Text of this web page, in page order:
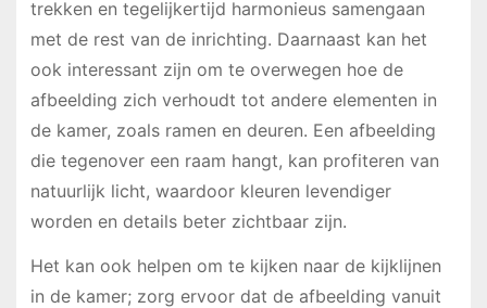
trekken en tegelijkertijd harmonieus samengaan
met de rest van de inrichting. Daarnaast kan het
ook interessant zijn om te overwegen hoe de
afbeelding zich verhoudt tot andere elementen in
de kamer, zoals ramen en deuren. Een afbeelding
die tegenover een raam hangt, kan profiteren van
natuurlijk licht, waardoor kleuren levendiger
worden en details beter zichtbaar zijn.
Het kan ook helpen om te kijken naar de kijklijnen
in de kamer; zorg ervoor dat de afbeelding vanuit